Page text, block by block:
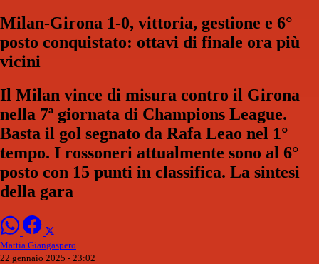
Milan-Girona 1-0, vittoria, gestione e 6°
posto conquistato: ottavi di finale ora più
vicini
Il Milan vince di misura contro il Girona
nella 7ª giornata di Champions League.
Basta il gol segnato da Rafa Leao nel 1°
tempo. I rossoneri attualmente sono al 6°
posto con 15 punti in classifica. La sintesi
della gara
Mattia Giangaspero
22 gennaio 2025 - 23:02